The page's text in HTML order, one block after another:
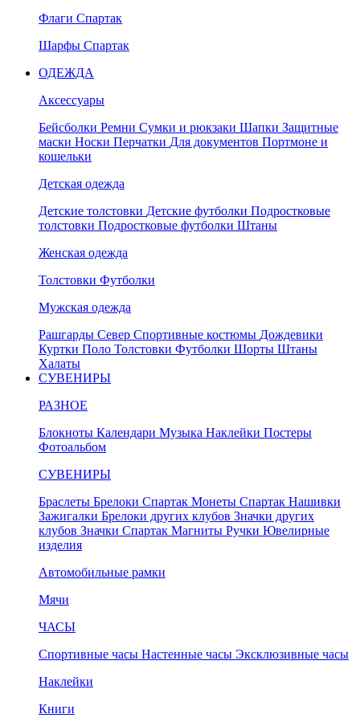
Флаги Спартак
Шарфы Спартак
ОДЕЖДА
Аксессуары
Бейсболки Ремни Сумки и рюкзаки Шапки Защитные
маски Носки Перчатки Для документов Портмоне и
кошельки
Детская одежда
Детские толстовки Детские футболки Подростковые
толстовки Подростковые футболки Штаны
Женская одежда
Толстовки Футболки
Мужская одежда
Рашгарды Север Спортивные костюмы Дождевики
Куртки Поло Толстовки Футболки Шорты Штаны
Халаты
СУВЕНИРЫ
РАЗНОЕ
Блокноты Календари Музыка Наклейки Постеры
Фотоальбом
СУВЕНИРЫ
Браслеты Брелоки Спартак Монеты Спартак Нашивки
Зажигалки Брелоки других клубов Значки других
клубов Значки Спартак Магниты Ручки Ювелирные
изделия
Автомобильные рамки
Мячи
ЧАСЫ
Спортивные часы Настенные часы Эксклюзивные часы
Наклейки
Книги